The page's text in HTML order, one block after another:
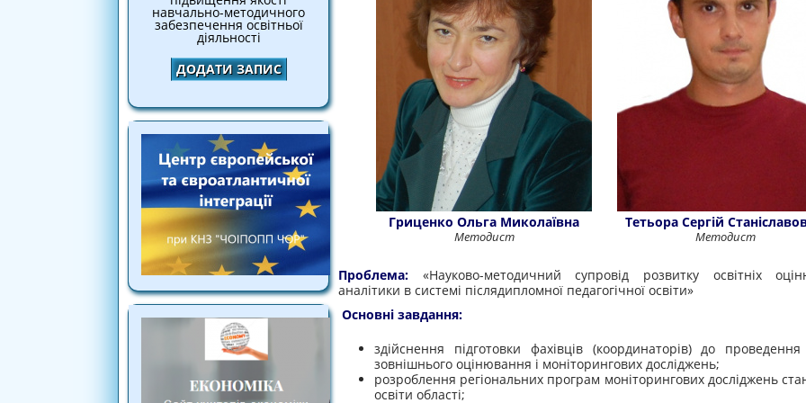
навчально-методичного
забезпечення освітньої
діяльності
ДОДАТИ ЗАПИС
Гриценко Ольга Миколаївна
Методист
Тетьора Сергій
Методист
Проблема: «Науково-методичний супровід розвитку освітніх
аналітики в системі післядипломної педагогічної освіти»
Основні завдання:
здійснення підготовки фахівців (координаторів) до
зовнішнього оцінювання і моніторингових досліджень;
розроблення регіональних програм моніторингових досліджень
освіти області;